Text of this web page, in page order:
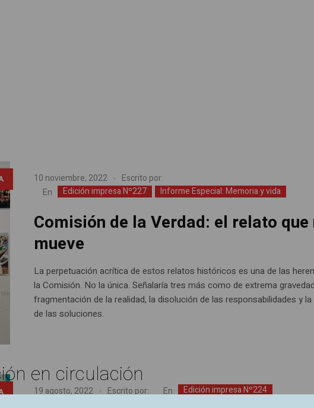
10 noviembre, 2022
Escrito por:
En
Edición impresa Nº227 Informe Especial: Memoria y vida
Comisión de la Verdad: el relato que
mueve
La perpetuación acrítica de estos relatos históricos es una de las
la Comisión. No la única. Señalaría tres más como de extrema
fragmentación de la realidad, la disolución de las responsabilidades y
de las soluciones.
19 agosto, 2022 Escrito por: En Edición impresa Nº224
en circulación